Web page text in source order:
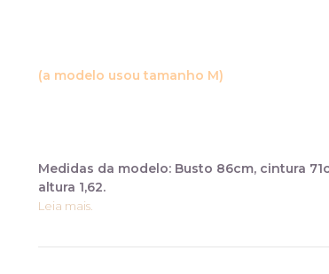
(a modelo usou tamanho M)
Medidas da modelo: Busto 86cm, cintura
altura 1,62.
Leia mais.